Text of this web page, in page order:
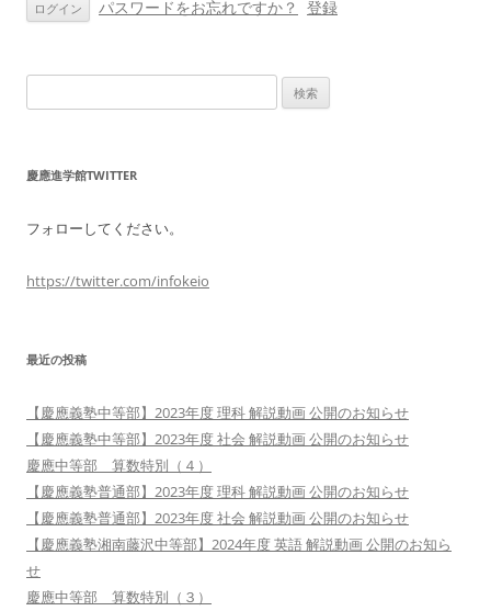
パスワードをお忘れですか？ 登録
索:
慶應進学館TWITTER
フォローしてください。
https://twitter.com/infokeio
最近の投稿
【慶應義塾中等部】2023年度 理科 解説動画 公開のお知らせ
【慶應義塾中等部】2023年度 社会 解説動画 公開のお知らせ
慶應中等部 算数特別（４）
【慶應義塾普通部】2023年度 理科 解説動画 公開のお知らせ
【慶應義塾普通部】2023年度 社会 解説動画 公開のお知らせ
【慶應義塾湘南藤沢中等部】2024年度 英語 解説動画 公開のお知ら
せ
慶應中等部 算数特別（３）